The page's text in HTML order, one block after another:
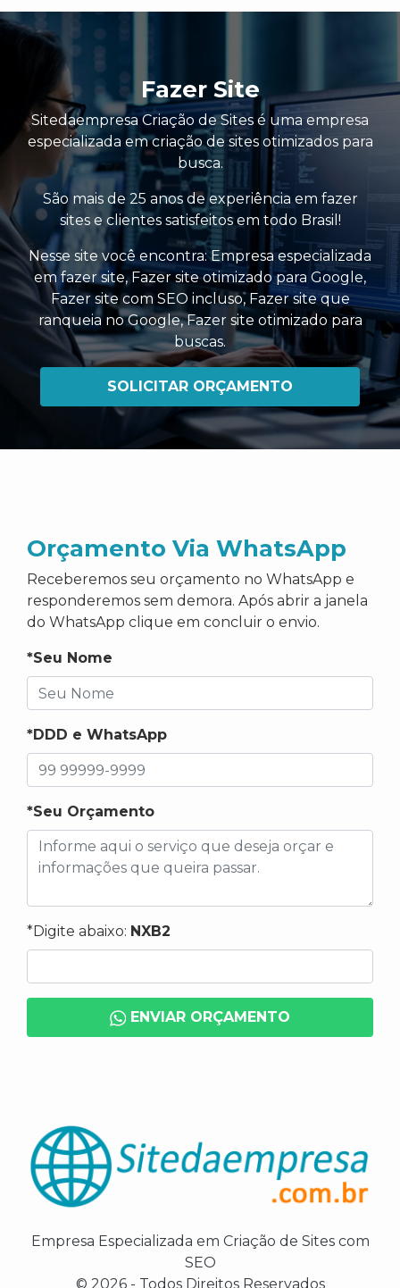
Fazer Site
Sitedaempresa Criação de Sites é uma empresa
especializada em criação de sites otimizados para
busca.
São mais de 25 anos de experiência em fazer
sites e clientes satisfeitos em todo Brasil!
Nesse site você encontra:Empresa especializada
em fazer site,Fazer site otimizado para Google,
Fazer site com SEO incluso, Fazer site que
ranqueia no Google,Fazer site otimizado para
buscas.
SOLICITAR ORÇAMENTO
Orçamento Via WhatsApp
Receberemos seu orçamento no WhatsApp e
responderemos sem demora. Após abrir a janela
do WhatsApp clique em concluir o envio.
*Seu Nome
*DDD e WhatsApp
*Seu Orçamento
*Digite abaixo: NXB2
ENVIAR ORÇAMENTO
Empresa Especializada em Criação de Sites com
SEO
© 2026 - Todos Direitos Reservados